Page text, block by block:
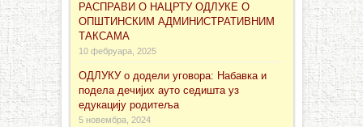
РАСПРАВИ О НАЦРТУ ОДЛУКЕ О
ОПШТИНСКИМ АДМИНИСТРАТИВНИМ
ТАКСАМА
10 фебруара, 2025
ОДЛУКУ о додели уговора: Набавка и
подела дечијих ауто седишта уз
едукацију родитеља
5 новембра, 2024